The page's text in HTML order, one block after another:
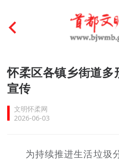
首页
文明创建
文明实践
未成年人思想道德建设
怀柔区各镇乡街道多
宣传
文明怀柔网
2026-06-03
为持续推进生活垃圾